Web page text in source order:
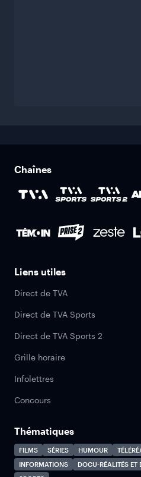
Chaînes
Liens utiles
Direct de TVA
Direct de TVA Sports
Direct de TVA Sports 2
Grille horaire
Infolettres
Concours
Thématiques
FILMS SÉRIES HUMOUR
INFORMATIONS
DOCU-RÉALITÉS ET